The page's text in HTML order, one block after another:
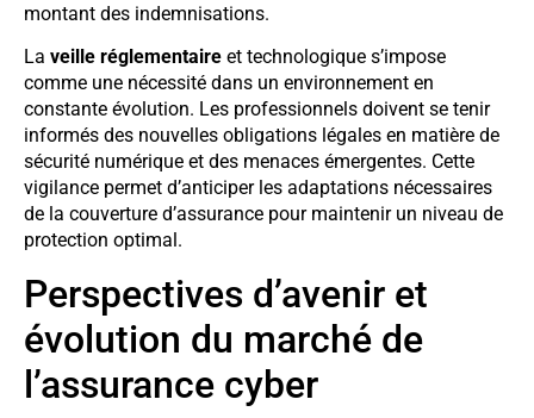
montant des indemnisations.
La veille réglementaire et technologique s’impose
comme une nécessité dans un environnement en
constante évolution. Les professionnels doivent se tenir
informés des nouvelles obligations légales en matière de
sécurité numérique et des menaces émergentes. Cette
vigilance permet d’anticiper les adaptations nécessaires
de la couverture d’assurance pour maintenir un niveau de
protection optimal.
Perspectives d’avenir et
évolution du marché de
l’assurance cyber